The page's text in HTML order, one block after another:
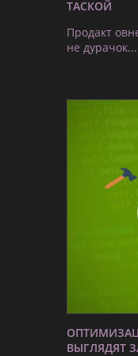
ТАСКОЙ
Продакт
не дурачок...
ВЫГЛЯДЯТ